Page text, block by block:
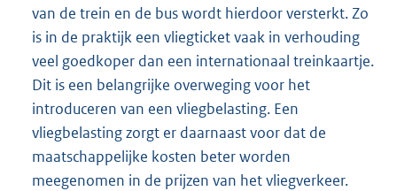
van de trein en de bus wordt hierdoor versterkt. Zo
is in de praktijk een vliegticket vaak in verhouding
veel goedkoper dan een internationaal treinkaartje.
Dit is een belangrijke overweging voor het
introduceren van een vliegbelasting. Een
vliegbelasting zorgt er daarnaast voor dat de
maatschappelijke kosten beter worden
meegenomen in de prijzen van het vliegverkeer.